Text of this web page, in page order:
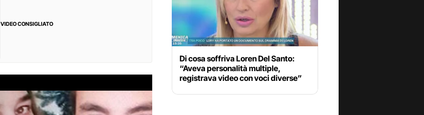
VIDEO CONSIGLIATO
Di cosa soffriva Loren Del Santo:
“Aveva personalità multiple,
registrava video con voci diverse”